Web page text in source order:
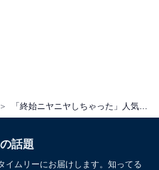
「終始ニヤニヤしちゃった」人気YouTuber、彼女ができたことを告白！ 「めっちゃ好きやねんなって思う」
話題
イムリーにお届けします。知ってる